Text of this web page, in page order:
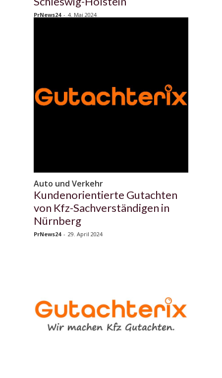
PrNews24 - 4. Mai 2024
Auto und Verkehr
Kundenorientierte Gutachten
von Kfz-Sachverständigen in
Nürnberg
PrNews24 - 29. April 2024